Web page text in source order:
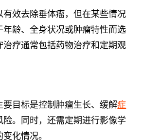
有效去除垂体瘤，但在某些情况
年龄、全身状况或肿瘤特性而选
治疗通常包括药物治疗和定期观
要目标是控制肿瘤生长、缓解症
险。同时，还需定期进行影像学
化情况。